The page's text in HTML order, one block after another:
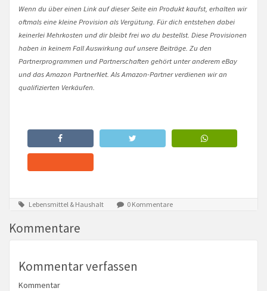
Wenn du über einen Link auf dieser Seite ein Produkt kaufst, erhalten wir
oftmals eine kleine Provision als Vergütung. Für dich entstehen dabei
keinerlei Mehrkosten und dir bleibt frei wo du bestellst. Diese Provisionen
haben in keinem Fall Auswirkung auf unsere Beiträge. Zu den
Partnerprogrammen und Partnerschaften gehört unter anderem eBay
und das Amazon PartnerNet. Als Amazon-Partner verdienen wir an
qualifizierten Verkäufen.
Lebensmittel & Haushalt 0 Kommentare
Kommentare
Kommentar verfassen
Kommentar